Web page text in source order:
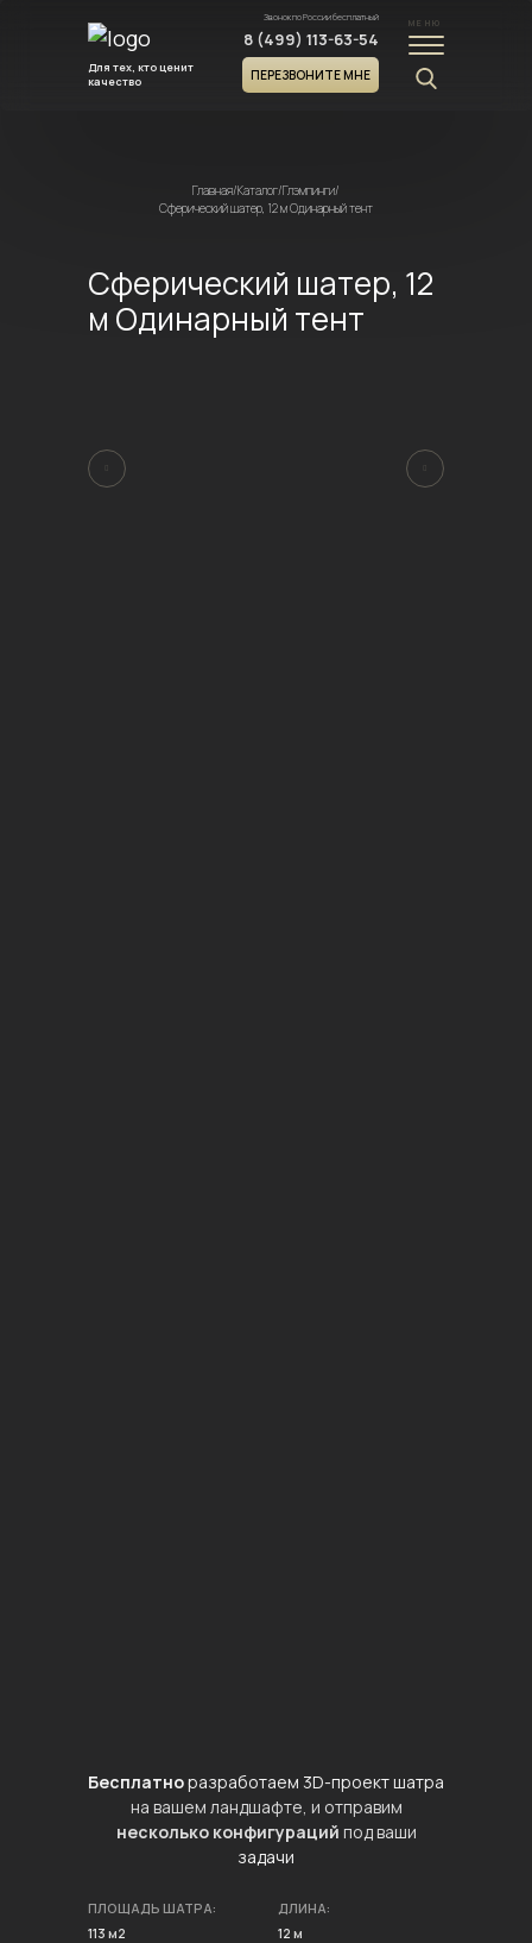
Для тех, кто ценит
качество
Звонок по России бесплатный
8 (499) 113-63-54
ПЕРЕЗВОНИТЕ МНЕ
МЕНЮ
Главная/Каталог/Глэмпинги/
Сферический шатер, 12 м Одинарный тент
Сферический шатер, 12
м Одинарный тент
Бесплатноразработаем 3D-проект шатра
на вашем ландшафте, и отправим
несколько конфигураций под ваши
задачи
ПЛОЩАДЬ ШАТРА:
113 м2
ДЛИНА:
12 м